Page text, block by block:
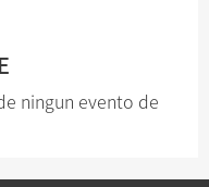
ningun evento de